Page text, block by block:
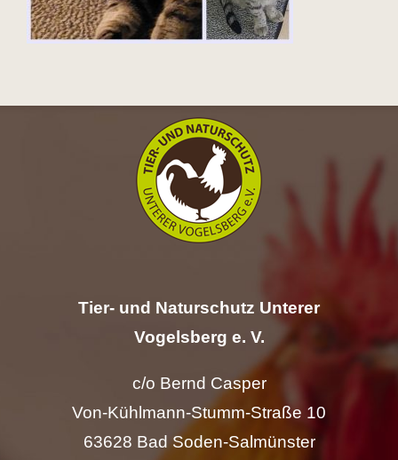
Hilfe
Tier- und Naturschutz Unterer
Vogelsberg e. V.
c/o Bernd Casper
Von-Kühlmann-Stumm-Straße 10
63628 Bad Soden-Salmünster